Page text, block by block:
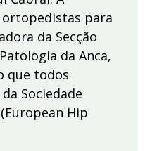
ortopedistas para
da Secção
da Anca,
que todos
Sociedade
Hip